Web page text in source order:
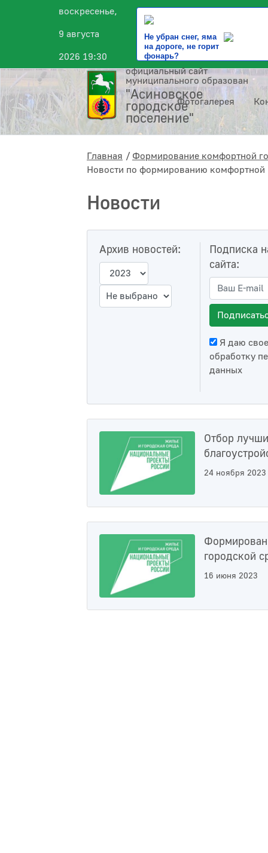
воскресенье,
9 августа
2026 19:30
Не убран снег, яма
на дороге, не горит
фонарь?
официальный сайт
муниципального образования
"Асиновское
городское
поселение"
Фотогалерея
Главная
Формирование комфортной
Новости по формированию комфортной
Новости
Архив новостей:
Подписка
сайта:
Я даю свое
обработку
данных
Отбор
24 ноября 2023
городской
16 июня 2023